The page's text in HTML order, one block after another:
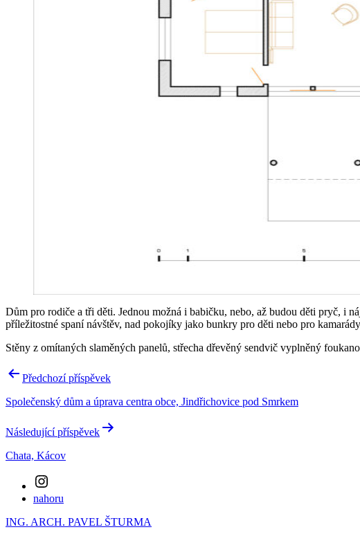
Dům pro rodiče a tři děti. Jednou možná i babičku, nebo, až budou děti pryč, i
příležitostné spaní návštěv, nad pokojíky jako bunkry pro děti nebo pro
Stěny z omítaných slaměných panelů, střecha dřevěný sendvič vyplněný
Navigace
příspěvek
Předchozí příspěvek
Společenský dům a úprava centra obce, Jindřichovice pod Smrkem
Následující příspěvek
Chata, Kácov
nahoru
ING. ARCH. PAVEL ŠTURMA